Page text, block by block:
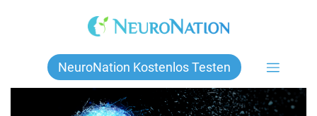
NeuroNation Kostenlos Testen